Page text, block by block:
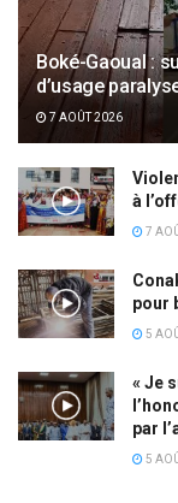
Boké-Gaoual :
d’usage
7 AOÛT 2026
à
7
pour
5
« Je
par
5